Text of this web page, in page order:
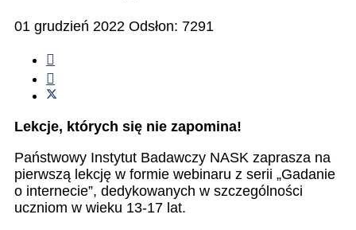
01 grudzień 2022 Odsłon: 7291
Lekcje, których się nie zapomina!
Państwowy Instytut Badawczy NASK zaprasza na
pierwszą lekcję w formie webinaru z serii „Gadanie
o internecie”, dedykowanych w szczególności
uczniom w wieku 13-17 lat.